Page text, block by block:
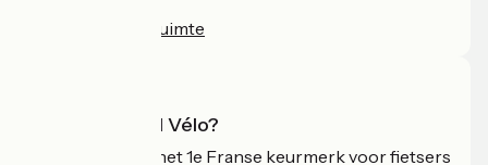
Professionele ruimte
Wat is Accueil Vélo?
Accueil Vélo is het 1e Franse keurmerk voor fietsers